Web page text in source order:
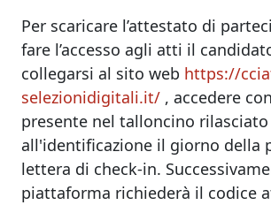
Per scaricare l’attestato di
fare l’accesso agli atti il
collegarsi al sito web https://
selezionidigitali.it/ , accedere
presente nel talloncino rilasciato
all'identificazione il giorno della
lettera di check-in.
piattaforma richiederà il codice